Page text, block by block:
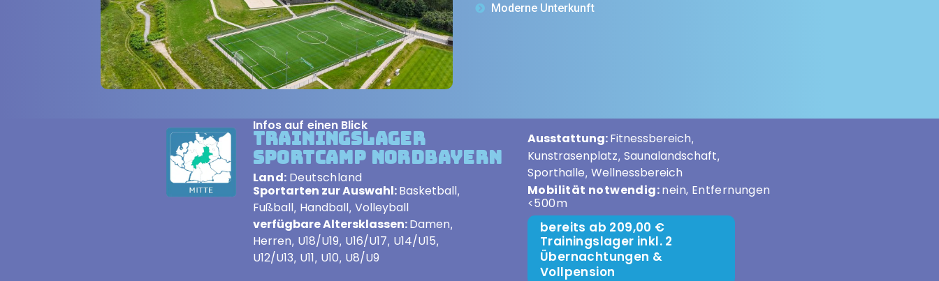
Moderne Unterkunft
Infos auf einen Blick
Trainingslager
Sportcamp Nordbayern
Land: Deutschland
Sportarten zur Auswahl:Basketball,
Fußball, Handball, Volleyball
verfügbare Altersklassen:Damen,
Herren, U18/U19, U16/U17, U14/U15,
U12/U13, U11, U10, U8/U9
Ausstattung:Fitnessbereich,
Kunstrasenplatz, Saunalandschaft,
Sporthalle, Wellnessbereich
Mobilität notwendig:nein, Entfernungen
<500m
bereits ab 209,00 €
Trainingslager inkl. 2
Übernachtungen &
Vollpension